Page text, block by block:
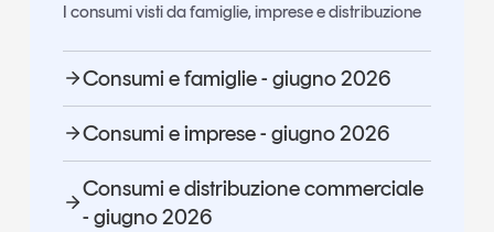
I consumi visti da famiglie, imprese e distribuzione
Consumi e famiglie - giugno 2026
Consumi e imprese - giugno 2026
Consumi e distribuzione commerciale
- giugno 2026